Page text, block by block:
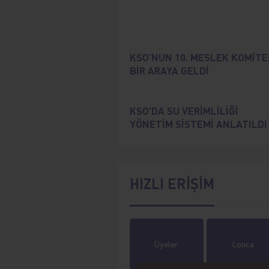
KSO’NUN 10. MESLEK
BİR ARAYA GELDİ
KSO’DA SU VERİMLİLİĞİ
YÖNETİM SİSTEMİ ANLATILDI
HIZLI ERİŞİM
Üyeler Lonca